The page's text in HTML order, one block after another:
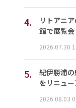
4.
リトアニ
館で展覧会
2026.07.30
5.
紀伊勝浦
をリニュ
2026.08.03